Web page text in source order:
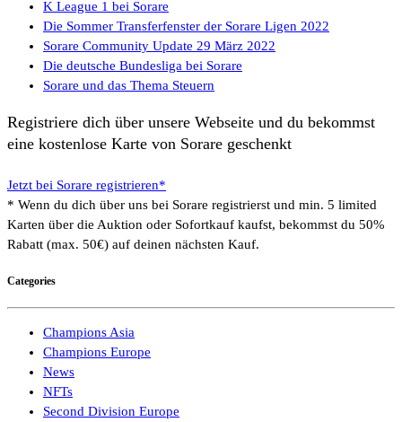
K League 1 bei Sorare
Die Sommer Transferfenster der Sorare Ligen 2022
Sorare Community Update 29 März 2022
Die deutsche Bundesliga bei Sorare
Sorare und das Thema Steuern
Registriere dich über unsere Webseite und du bekommst
eine kostenlose Karte von Sorare geschenkt
Jetzt bei Sorare registrieren*
* Wenn du dich über uns bei Sorare registrierst und min. 5 limited
Karten über die Auktion oder Sofortkauf kaufst, bekommst du 50%
Rabatt (max. 50€) auf deinen nächsten Kauf.
Categories
Champions Asia
Champions Europe
News
NFTs
Second Division Europe